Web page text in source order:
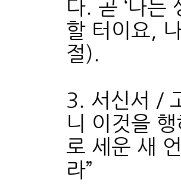
다. 곧 ‘나는
할 터이요,
절).
3. 서신서 /
니 이것을
로 세운 새
라”